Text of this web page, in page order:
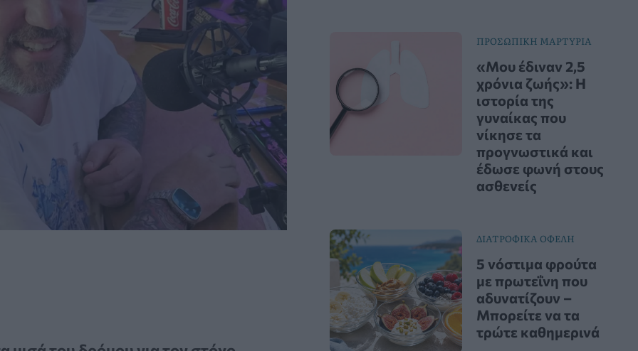
ΠΡΟΣΩΠΙΚΗ ΜΑΡΤΥΡΙΑ
«Μου έδιναν 2,5
χρόνια ζωής»: Η
ιστορία της
γυναίκας που
νίκησε τα
προγνωστικά και
έδωσε φωνή στους
ασθενείς
ΔΙΑΤΡΟΦΙΚΑ ΟΦΕΛΗ
5 νόστιμα φρούτα
με πρωτεΐνη που
αδυνατίζουν –
Μπορείτε να τα
τρώτε καθημερινά